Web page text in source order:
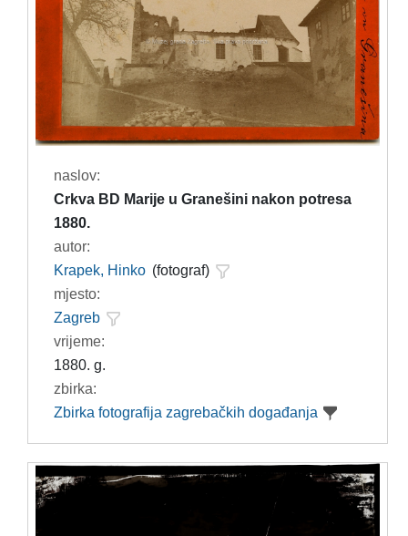
naslov:
Crkva BD Marije u Granešini nakon potresa
1880.
autor:
Krapek, Hinko (fotograf)
mjesto:
Zagreb
vrijeme:
1880. g.
zbirka:
Zbirka fotografija zagrebačkih događanja